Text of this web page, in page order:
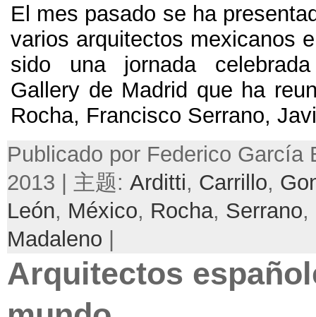
El mes pasado se ha
varios arquitectos mexicanos
sido una jornada
Gallery de Madrid que ha
Rocha, Francisco Serrano,
Publicado por Federico García
2013 | 主题: Arditti, Carrillo,
León, México, Rocha, Serrano,
Madaleno
Arquitectos